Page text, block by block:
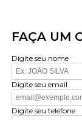
FAÇA UM
Digite seu nome
Digite seu email
Digite seu telefone